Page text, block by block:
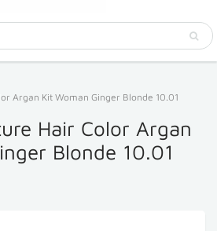
Argan Kit Woman Ginger Blonde 10.01
Hair Color Argan
Blonde 10.01